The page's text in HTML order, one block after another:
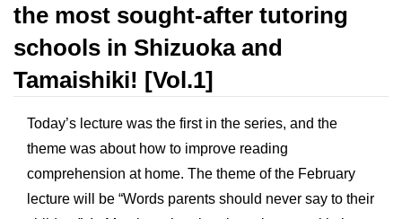
玉井式国語的理科教室
KIWAMI AAA+ 図形の極
KIWAMI AAA+ 数の極
代表挨拶
保護者様のお声
すべて
コラム「才能は家庭教育で開花する」
ご注意ください
エリアから探す
the most sought-after tutoring
schools in Shizuoka and
Tamaishiki! [Vol.1]
Today’s lecture was the first in the series, and the
theme was about how to improve reading
comprehension at home. The theme of the February
lecture will be “Words parents should never say to their